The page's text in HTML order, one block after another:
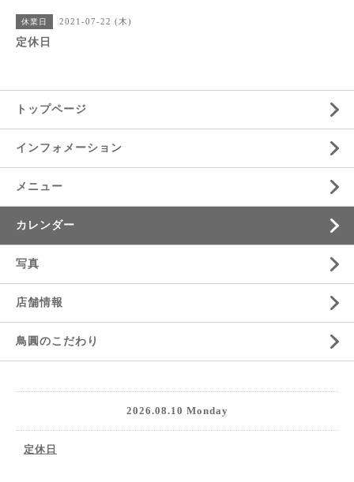
休業日 2021-07-22 (木)
定休日
トップページ
インフォメーション
メニュー
カレンダー
写真
店舗情報
鳥圓のこだわり
2026.08.10 Monday
定休日